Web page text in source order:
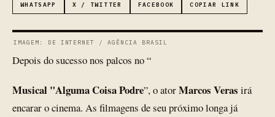
WHATSAPP X / TWITTER FACEBOOK COPIAR LINK
IMAGEM: DE INTERNET / AGÊNCIA BRASIL
Depois do sucesso nos palcos no “
Musical "Alguma Coisa Podre”, o atorMarcos Veras irá
encarar o cinema. As filmagens de seu próximo longa já